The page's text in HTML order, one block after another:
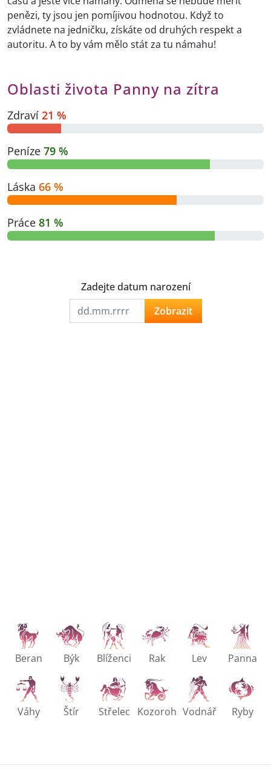
penězi, ty jsou jen pomíjivou hodnotou. Když to
zvládnete na jedničku, získáte od druhých respekt a
autoritu. A to by vám mělo stát za tu námahu!
Oblasti života Panny na zítra
Zdraví 21 %
Peníze 79 %
Láska 66 %
Práce 81 %
Zadejte datum narození
Zobrazit
Beran Býk Blíženci Rak Lev Panna
Váhy Štír Střelec Kozoroh Vodnář Ryby